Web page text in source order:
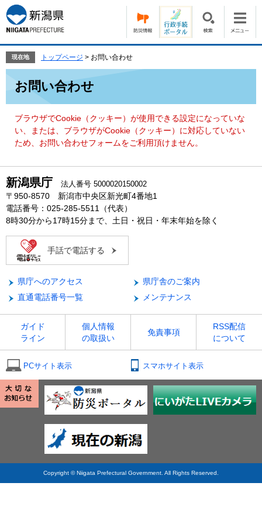
ー
ジ
の
頭
す。
ニ
ュ
ー
飛
て
現在地 トップページ > お問い合わせ
お問い合わせ
ブラウザでCookie（クッキー）が使用できる設定になっていな
い、または、ブラウザがCookie（クッキー）に対応していない
ため、お問い合わせフォームをご利用頂けません。
新潟県庁 法人番号 5000020150002
〒950-8570 新潟市中央区新光町4番地1
電話番号：025-285-5511（代表）
8時30分から17時15分まで、土日・祝日・年末年始を除く
手話で電話する
県庁へのアクセス
県庁舎のご案内
直通電話番号一覧
メンテナンス
ガイド
ライン
個人情報
の取扱い
免責事項
RSS配信
について
PCサイト表示 スマホサイト表示
Copyright © Niigata Prefectural Government. All Rights Reserved.